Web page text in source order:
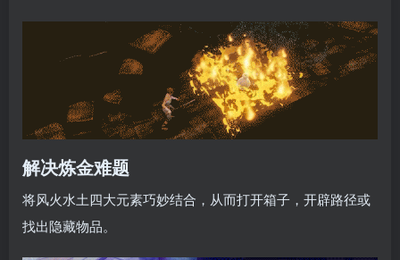
解决炼金难题
将风火水土四大元素巧妙结合，从而打开箱子，开辟路径或
找出隐藏物品。